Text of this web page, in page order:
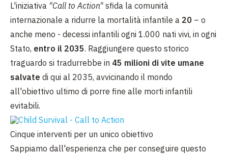
L'iniziativa "Call to Action" sfida la comunità
internazionale a ridurre la mortalità infantile a 20 – o
anche meno - decessi infantili ogni 1.000 nati vivi, in ogni
Stato, entro il 2035. Raggiungere questo storico
traguardo si tradurrebbe in 45 milioni di vite umane
salvate di qui al 2035, avvicinando il mondo
all'obiettivo ultimo di porre fine alle morti infantili
evitabili.
Cinque interventi per un unico obiettivo
Sappiamo dall'esperienza che per conseguire questo